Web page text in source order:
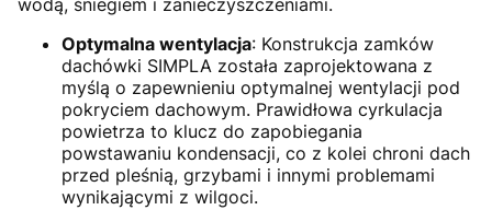
wodą, śniegiem i zanieczyszczeniami.
Optymalna wentylacja: Konstrukcja zamków
dachówki SIMPLA została zaprojektowana z
myślą o zapewnieniu optymalnej wentylacji pod
pokryciem dachowym. Prawidłowa cyrkulacja
powietrza to klucz do zapobiegania
powstawaniu kondensacji, co z kolei chroni dach
przed pleśnią, grzybami i innymi problemami
wynikającymi z wilgoci.